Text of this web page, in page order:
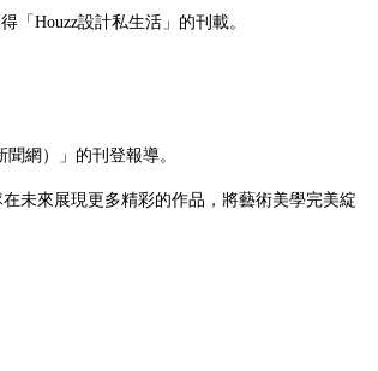
「Houzz設計私生活」的刊載。
網）」的刊登報導。
未來展現更多精彩的作品，將藝術美學完美綻